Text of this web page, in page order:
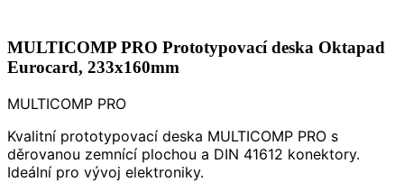
MULTICOMP PRO Prototypovací deska Oktapad
Eurocard, 233x160mm
MULTICOMP PRO
Kvalitní prototypovací deska MULTICOMP PRO s
děrovanou zemnící plochou a DIN 41612 konektory.
Ideální pro vývoj elektroniky.